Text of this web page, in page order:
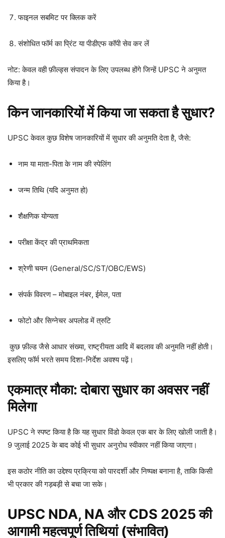
फाइनल सबमिट पर क्लिक करें
संशोधित फॉर्म का प्रिंट या पीडीएफ कॉपी सेव कर लें
नोट: केवल वही फ़ील्ड्स संपादन के लिए उपलब्ध होंगे जिन्हें UPSC ने अनुमत
किया है।
किन जानकारियों में किया जा सकता है सुधार?
UPSC केवल कुछ विशेष जानकारियों में सुधार की अनुमति देता है, जैसे:
नाम या माता-पिता के नाम की स्पेलिंग
जन्म तिथि (यदि अनुमत हो)
शैक्षणिक योग्यता
परीक्षा केंद्र की प्राथमिकता
श्रेणी चयन (General/SC/ST/OBC/EWS)
संपर्क विवरण – मोबाइल नंबर, ईमेल, पता
फोटो और सिग्नेचर अपलोड में त्रुटि
कुछ फ़ील्ड जैसे आधार संख्या, राष्ट्रीयता आदि में बदलाव की अनुमति नहीं होती।
इसलिए फॉर्म भरते समय दिशा-निर्देश अवश्य पढ़ें।
एकमात्र मौका: दोबारा सुधार का अवसर नहीं
मिलेगा
UPSC ने स्पष्ट किया है कि यह सुधार विंडो केवल एक बार के लिए खोली जाती है।
9 जुलाई 2025 के बाद कोई भी सुधार अनुरोध स्वीकार नहीं किया जाएगा।
इस कठोर नीति का उद्देश्य प्रक्रिया को पारदर्शी और निष्पक्ष बनाना है, ताकि किसी
भी प्रकार की गड़बड़ी से बचा जा सके।
UPSC NDA, NA और CDS 2025 की
आगामी महत्वपूर्ण तिथियां (संभावित)